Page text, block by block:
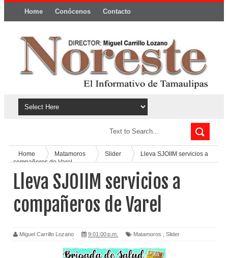
Home Conócenos Contacto
Home Matamoros Slider
Lleva SJOIIM servicios a
compañeros de Varel
Lleva SJOIIM servicios a
compañeros de Varel
Miguel Carrillo Lozano 9:01:00 p.m. Matamoros Slider